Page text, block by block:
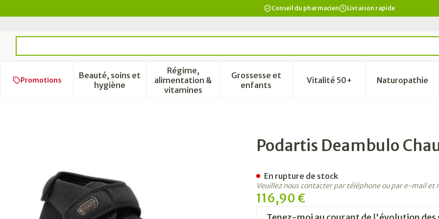
Conseil du pharmacien Livraison rapide
Promotions
Beauté, soins et
hygièneAfficher le sous-menu pour la catégorie Beauté, soins et hygiène
Régime,
alimentation &
vitamines
Afficher le sous-menu pour la catégorie Régime, alimentation &
Grossesse et
enfantsAfficher le sous-menu pour la catégorie
Vitalité 50+Afficher le sous-menu pour
Naturopathie
Afficher
Podartis Deambulo Chauss. Homme Noir 45l/xl
Podartis Deambulo
116,90 €
En rupture de stock
Veuillez nous contacter par téléphone ou par e-mail